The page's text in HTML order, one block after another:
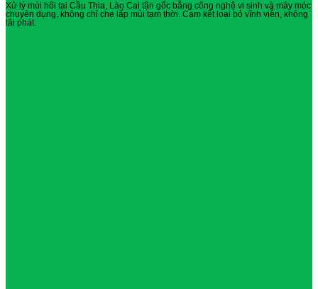
Xử lý mùi hôi tại Cầu Thia, Lào Cai tận gốc bằng công nghệ vi sinh và máy móc
chuyên dụng, không chỉ che lấp mùi tạm thời. Cam kết loại bỏ vĩnh viễn, không
tái phát.